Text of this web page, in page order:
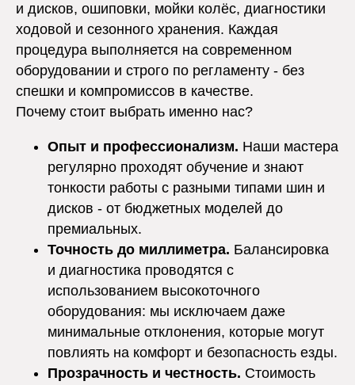
и дисков, ошиповки, мойки колёс, диагностики
ходовой и сезонного хранения. Каждая
процедура выполняется на современном
оборудовании и строго по регламенту - без
спешки и компромиссов в качестве.
Почему стоит выбрать именно нас?
Опыт и профессионализм. Наши мастера
регулярно проходят обучение и знают
тонкости работы с разными типами шин и
дисков - от бюджетных моделей до
премиальных.
Точность до миллиметра. Балансировка
и диагностика проводятся с
использованием высокоточного
оборудования: мы исключаем даже
минимальные отклонения, которые могут
повлиять на комфорт и безопасность езды.
Прозрачность и честность. Стоимость